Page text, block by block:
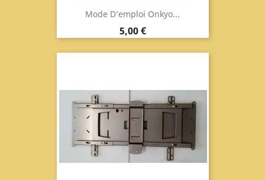
Mode D’emploi Onkyo...
Prix
5,00 €